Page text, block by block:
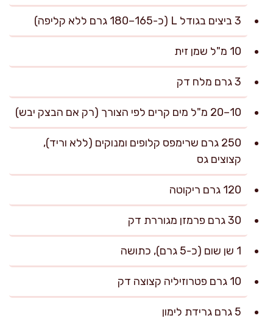
3 ביצים בגודל L (כ-165–180 גרם ללא קליפה)
10 מ"ל שמן זית
3 גרם מלח דק
10–20 מ"ל מים קרים לפי הצורך (רק אם הבצק יבש)
250 גרם שרימפס קלופים ומנוקים (ללא וריד),
קצוצים גס
120 גרם ריקוטה
30 גרם פרמזן מגוררת דק
1 שן שום (כ-5 גרם), כתושה
10 גרם פטרוזיליה קצוצה דק
5 גרם גרידת לימון